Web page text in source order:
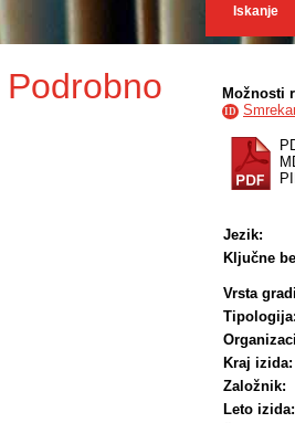
Iskanje
Podrobno Možnosti
ID
Jezik:
Ključne
Vrsta
Tipologija:
Kraj izida:
Založnik:
Leto izida: